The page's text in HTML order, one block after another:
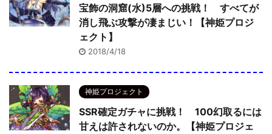
宝飾の洞窟(水)5層への挑戦！ すべてが
消し飛ぶ攻撃が凄まじい！【神姫プロジ
ェクト】
2018/4/18
神姫プロジェクト
SSR確定ガチャに挑戦！ 100幻取るには
甘えは許されないのか。【神姫プロジェ